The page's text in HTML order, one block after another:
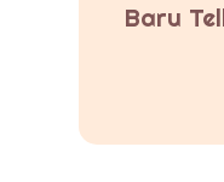
Baru